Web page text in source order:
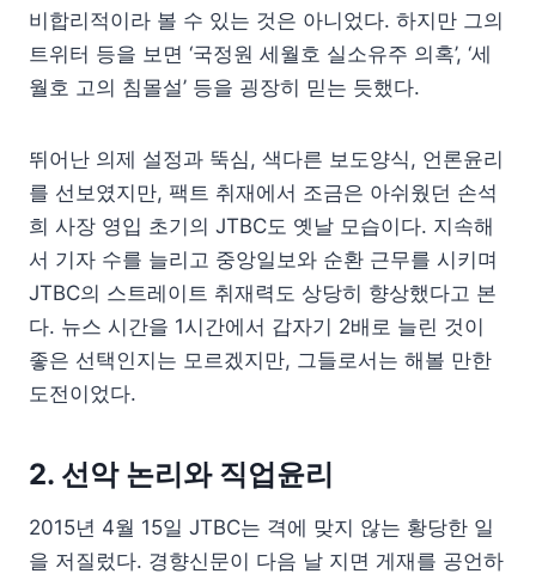
비합리적이라 볼 수 있는 것은 아니었다. 하지만 그의
트위터 등을 보면 ‘국정원 세월호 실소유주 의혹’, ‘세
월호 고의 침몰설’ 등을 굉장히 믿는 듯했다.
뛰어난 의제 설정과 뚝심, 색다른 보도양식, 언론윤리
를 선보였지만, 팩트 취재에서 조금은 아쉬웠던 손석
희 사장 영입 초기의 JTBC도 옛날 모습이다. 지속해
서 기자 수를 늘리고 중앙일보와 순환 근무를 시키며
JTBC의 스트레이트 취재력도 상당히 향상했다고 본
다. 뉴스 시간을 1시간에서 갑자기 2배로 늘린 것이
좋은 선택인지는 모르겠지만, 그들로서는 해볼 만한
도전이었다.
2. 선악 논리와 직업윤리
2015년 4월 15일 JTBC는 격에 맞지 않는 황당한 일
을 저질렀다. 경향신문이 다음 날 지면 게재를 공언하